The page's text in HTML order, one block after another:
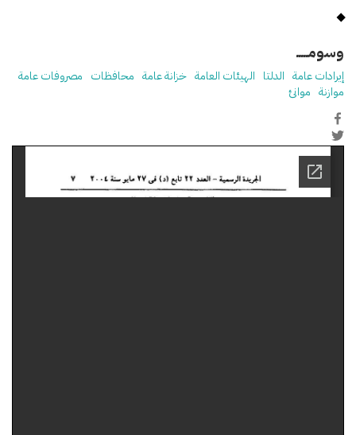
وسومـــــ
إيرادات عامة الدلتا الهيئات العامة خزانة عامة محافظات مصروفات عامة
موازنة موانئ